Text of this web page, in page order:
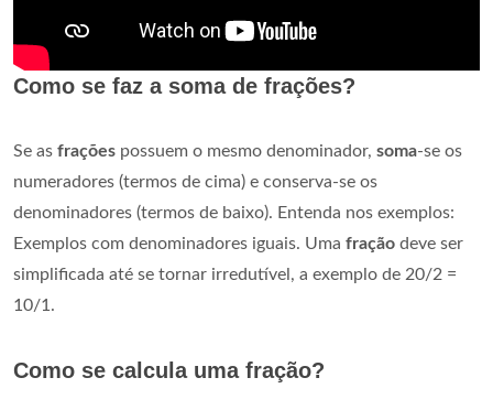
Como se faz a soma de frações?
Se as frações possuem o mesmo denominador, soma-se os
numeradores (termos de cima) e conserva-se os
denominadores (termos de baixo). Entenda nos exemplos:
Exemplos com denominadores iguais. Uma fração deve ser
simplificada até se tornar irredutível, a exemplo de 20/2 =
10/1.
Como se calcula uma fração?